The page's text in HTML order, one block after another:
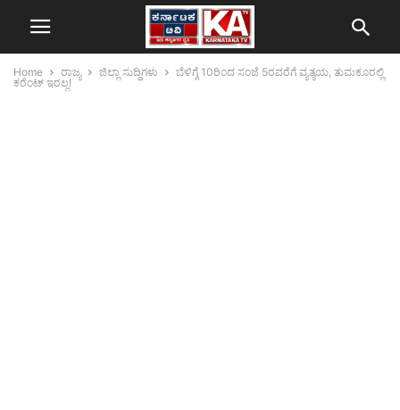
Home ರಾಜ್ಯ ಜಿಲ್ಲಾ ಸುದ್ದಿಗಳು
ಬೆಳಿಗ್ಗೆ 10ರಿಂದ ಸಂಜೆ 5ರವರೆಗೆ ವ್ಯತ್ಯಯ, ತುಮಕೂರಲ್ಲಿ
ಕರೆಂಟ್ ಇರಲ್ಲ!